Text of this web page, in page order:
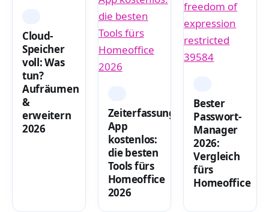
Cloud-
Speicher
voll: Was
tun?
Aufräumen
&
erweitern
2026
Zeiterfassung-
App
kostenlos:
die besten
Tools fürs
Homeoffice
2026
Bester
Passwort-
Manager
2026:
Vergleich
fürs
Homeoffice